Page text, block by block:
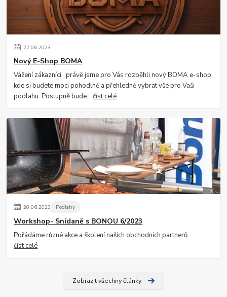
27.06.2023
Nový E-Shop BOMA
Vážení zákazníci, právě jsme pro Vás rozběhli nový BOMA e-shop,
kde si budete moci pohodlně a přehledně vybrat vše pro Vaši
podlahu. Postupně bude...číst celé
20.06.2023 Podlahy
Workshop- Snídaně s BONOU 6/2023
Pořádáme různé akce a školení našich obchodních partnerů.
číst celé
Zobrazit všechny články